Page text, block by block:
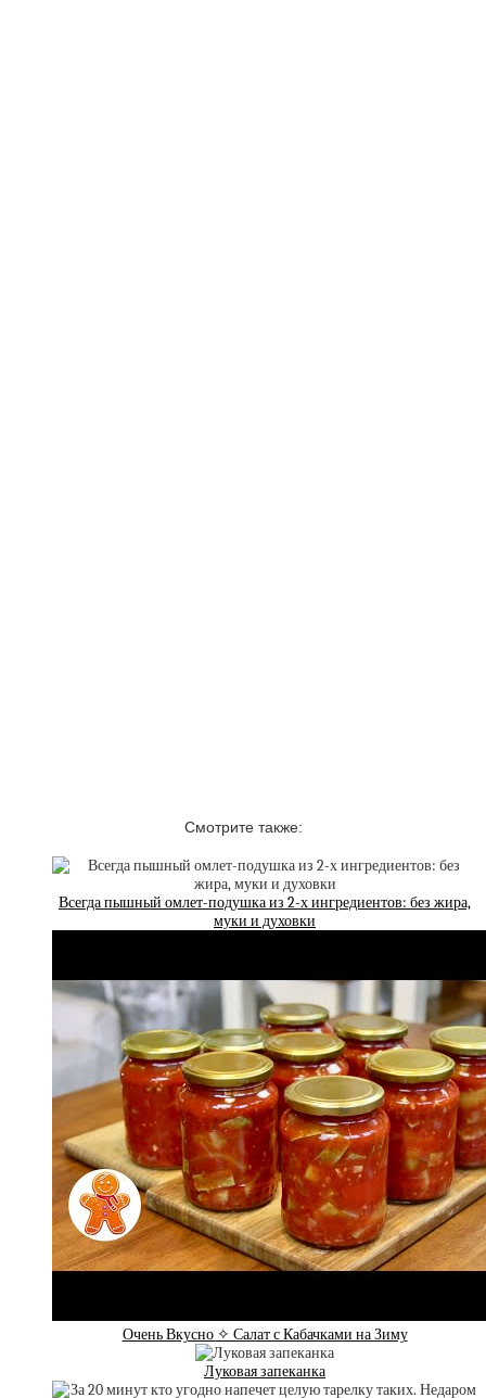
Смотрите также:
Всегда пышный омлет-подушка из 2-х ингредиентов: без жира,
муки и духовки
Очень Вкусно ✧ Салат с Кабачками на Зиму
Луковая запеканка